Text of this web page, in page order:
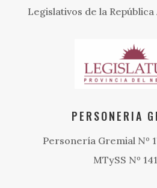
Legislativos de la
PERSONERIA
Personería Gremial Nº
MTySS Nº